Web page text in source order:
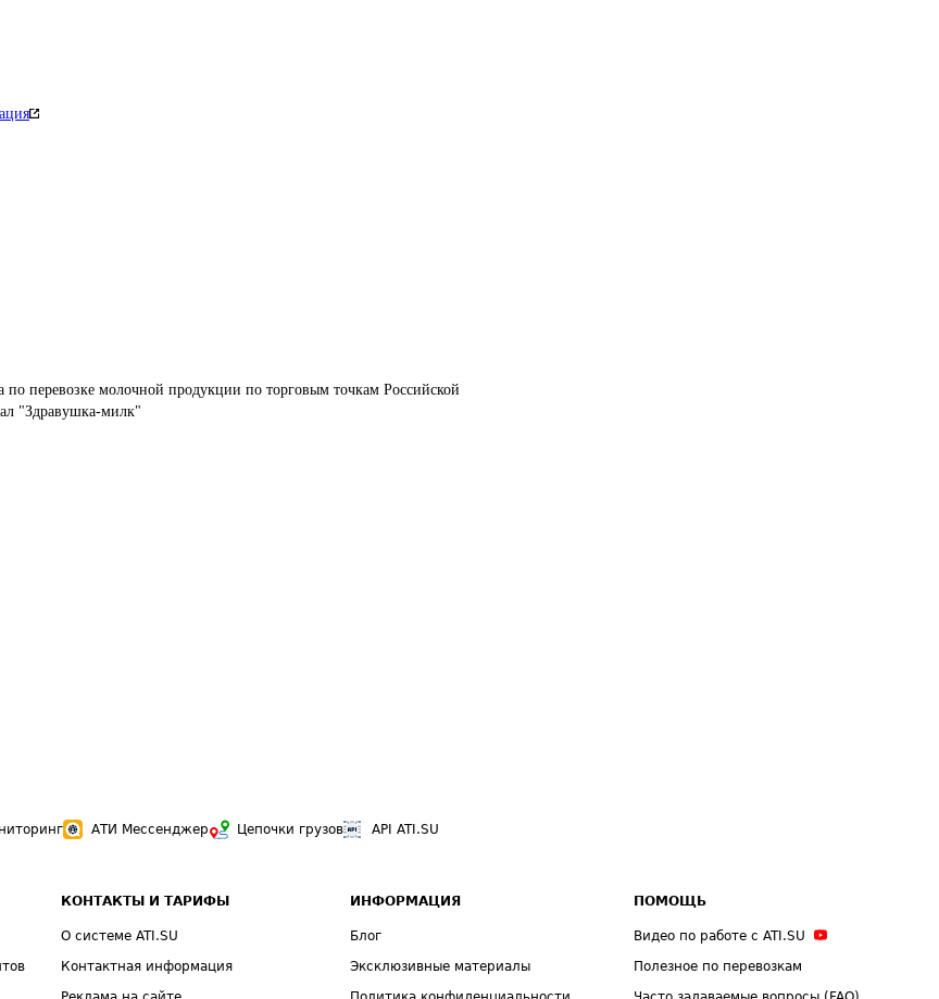
по перевозке молочной продукции по торговым точкам Российской
"Здравушка-милк"
АТИ Мессенджер Цепочки грузов API ATI.SU
КОНТАКТЫ И ТАРИФЫ
О системе ATI.SU
Контактная информация
ИНФОРМАЦИЯ
Блог
Эксклюзивные материалы
ПОМОЩЬ
Видео по работе с ATI.SU
Полезное по перевозкам